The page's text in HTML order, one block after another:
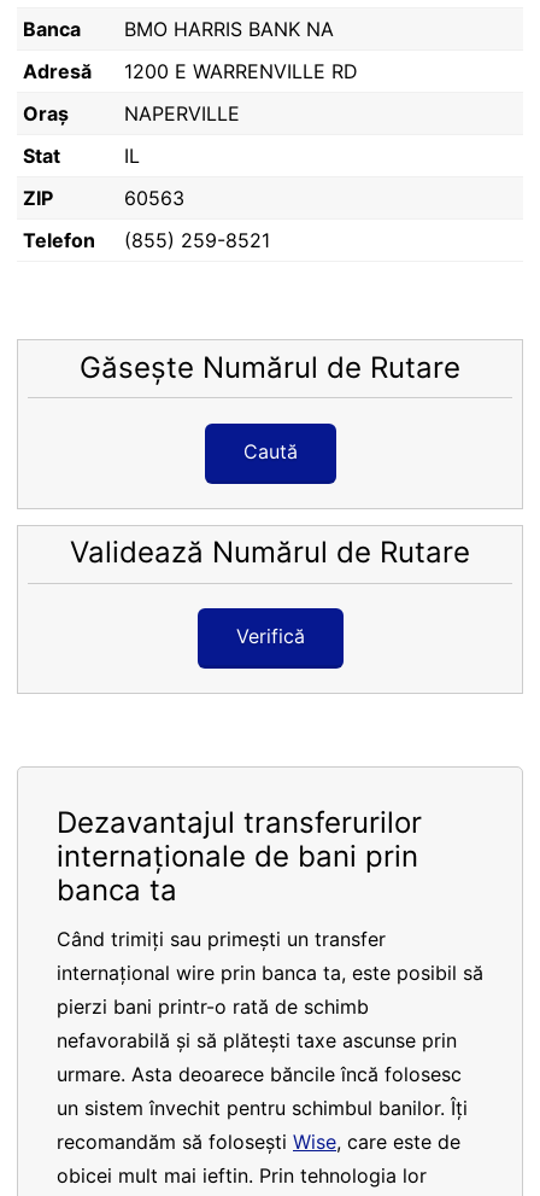
Banca
BMO HARRIS BANK NA
Adresă
1200 E WARRENVILLE RD
Oraș
NAPERVILLE
Stat
IL
ZIP
60563
Telefon
(855) 259-8521
Găsește Numărul de Rutare
Caută
Validează Numărul de Rutare
Verifică
Dezavantajul transferurilor
internaționale de bani prin
banca ta
Când trimiți sau primești un transfer
internațional wire prin banca ta, este posibil să
pierzi bani printr-o rată de schimb
nefavorabilă și să plătești taxe ascunse prin
urmare. Asta deoarece băncile încă folosesc
un sistem învechit pentru schimbul banilor. Îți
recomandăm să folosești Wise, care este de
obicei mult mai ieftin. Prin tehnologia lor